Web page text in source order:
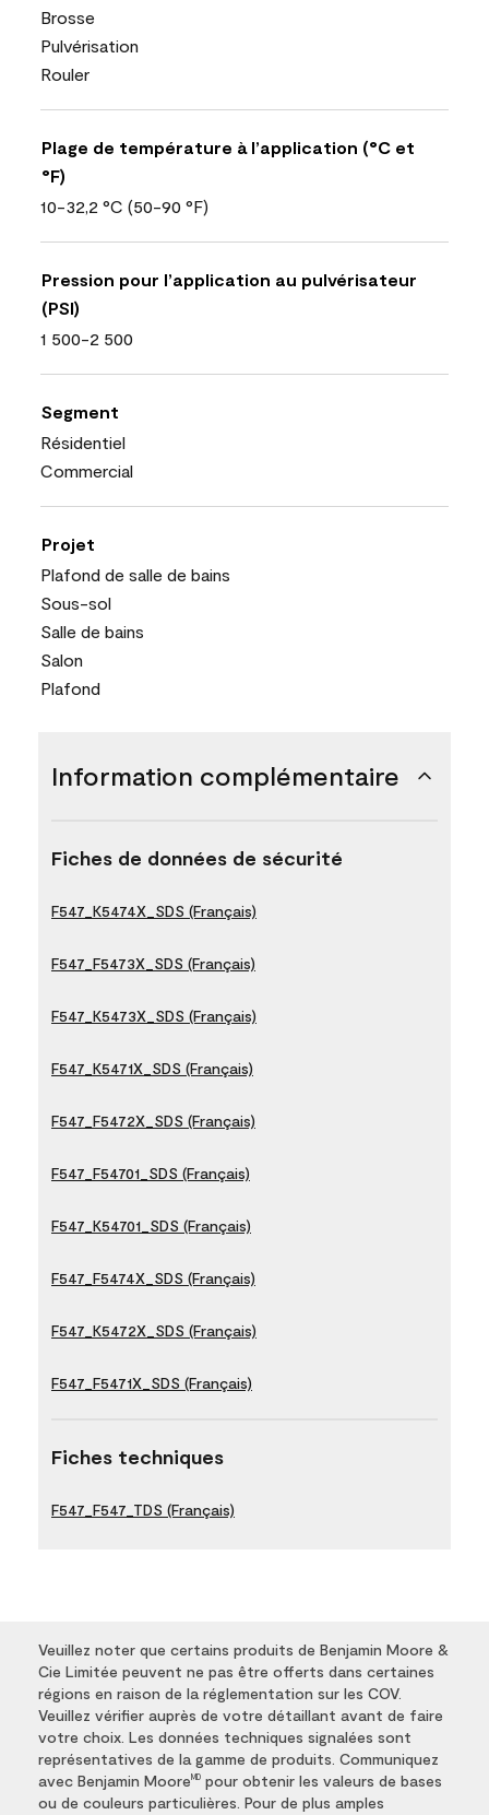
Brosse
Pulvérisation
Rouler
Plage de température à l’application (°C et
°F)
10-32,2 °C (50-90 °F)
Pression pour l’application au pulvérisateur
(PSI)
1 500-2 500
Segment
Résidentiel
Commercial
Projet
Plafond de salle de bains
Sous-sol
Salle de bains
Salon
Plafond
Information complémentaire
Fiches de données de sécurité
F547_K5474X_SDS (Français)
F547_F5473X_SDS (Français)
F547_K5473X_SDS (Français)
F547_K5471X_SDS (Français)
F547_F5472X_SDS (Français)
F547_F54701_SDS (Français)
F547_K54701_SDS (Français)
F547_F5474X_SDS (Français)
F547_K5472X_SDS (Français)
F547_F5471X_SDS (Français)
Fiches techniques
F547_F547_TDS (Français)
Veuillez noter que certains produits de Benjamin Moore &
Cie Limitée peuvent ne pas être offerts dans certaines
régions en raison de la réglementation sur les COV.
Veuillez vérifier auprès de votre détaillant avant de faire
votre choix. Les données techniques signalées sont
représentatives de la gamme de produits. Communiquez
avec Benjamin Moore MD pour obtenir les valeurs de bases
ou de couleurs particulières. Pour de plus amples